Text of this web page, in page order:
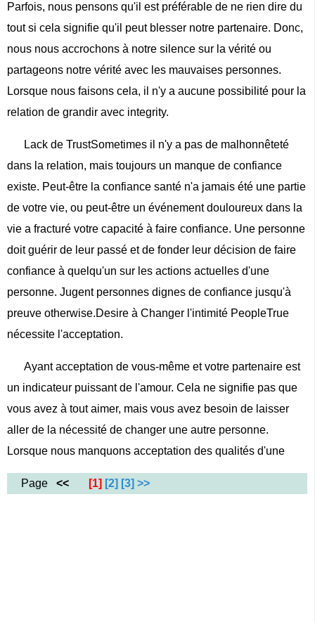
Parfois, nous pensons qu'il est préférable de ne rien dire du
tout si cela signifie qu'il peut blesser notre partenaire. Donc,
nous nous accrochons à notre silence sur la vérité ou
partageons notre vérité avec les mauvaises personnes.
Lorsque nous faisons cela, il n'y a aucune possibilité pour la
relation de grandir avec integrity.
Lack de TrustSometimes il n'y a pas de malhonnêteté
dans la relation, mais toujours un manque de confiance
existe. Peut-être la confiance santé n'a jamais été une partie
de votre vie, ou peut-être un événement douloureux dans la
vie a fracturé votre capacité à faire confiance. Une personne
doit guérir de leur passé et de fonder leur décision de faire
confiance à quelqu'un sur les actions actuelles d'une
personne. Jugent personnes dignes de confiance jusqu'à
preuve otherwise.Desire à Changer l'intimité PeopleTrue
nécessite l'acceptation.
Ayant acceptation de vous-même et votre partenaire est
un indicateur puissant de l'amour. Cela ne signifie pas que
vous avez à tout aimer, mais vous avez besoin de laisser
aller de la nécessité de changer une autre personne.
Lorsque nous manquons acceptation des qualités d'une
Page << [1] [2] [3] >>